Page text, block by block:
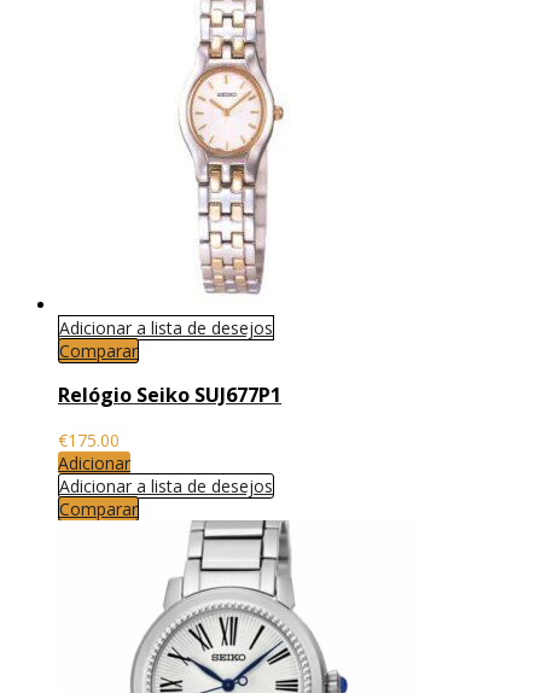
Adicionar a lista de desejos
Comparar
Relógio Seiko SUJ677P1
€175.00
Adicionar
Adicionar a lista de desejos
Comparar